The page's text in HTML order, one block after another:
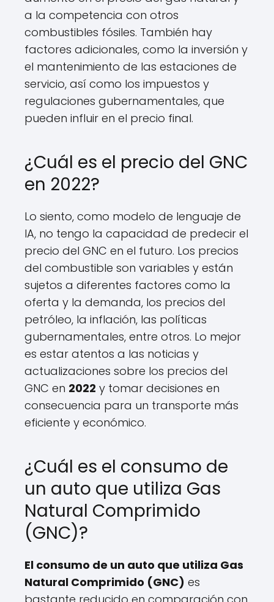
a la competencia con otros
combustibles fósiles. También hay
factores adicionales, como la inversión y
el mantenimiento de las estaciones de
servicio, así como los impuestos y
regulaciones gubernamentales, que
pueden influir en el precio final.
¿Cuál es el precio del GNC
en 2022?
Lo siento, como modelo de lenguaje de
IA, no tengo la capacidad de predecir el
precio del GNC en el futuro. Los precios
del combustible son variables y están
sujetos a diferentes factores como la
oferta y la demanda, los precios del
petróleo, la inflación, las políticas
gubernamentales, entre otros. Lo mejor
es estar atentos a las noticias y
actualizaciones sobre los precios del
GNC en 2022 y tomar decisiones en
consecuencia para un transporte más
eficiente y económico.
¿Cuál es el consumo de
un auto que utiliza Gas
Natural Comprimido
(GNC)?
El consumo de un auto que utiliza Gas
Natural Comprimido (GNC) es